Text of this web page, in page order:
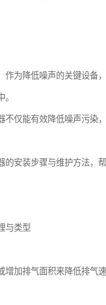
作为降低噪声的关键设备
不仅能有效降低噪声污染
的安装步骤与维护方法，
与类型
增加排气面积来降低排气